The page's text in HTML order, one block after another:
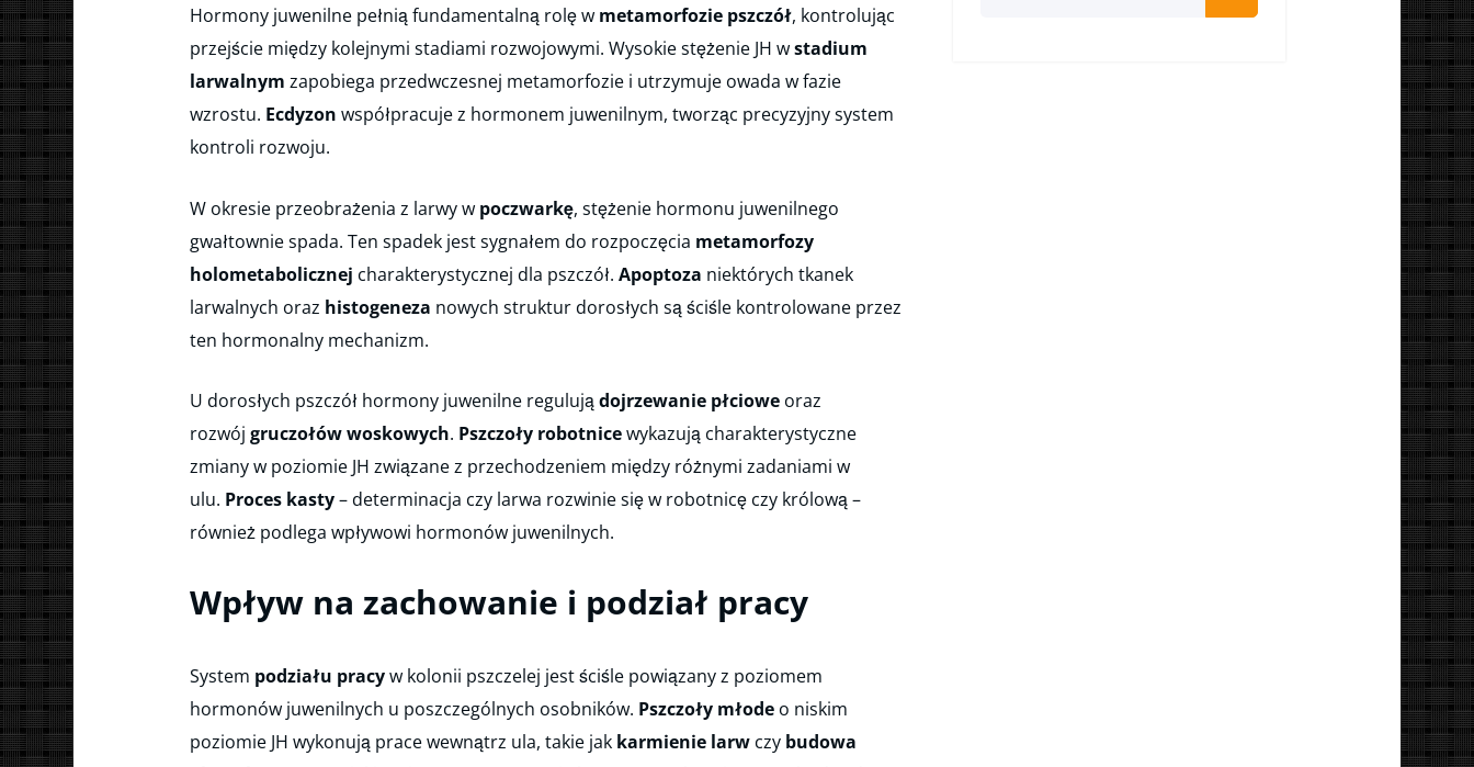
Hormony juwenilne pełnią fundamentalną rolę w metamorfozie pszczół, kontrolując
przejście między kolejnymi stadiami rozwojowymi. Wysokie stężenie JH wstadium
larwalnym zapobiega przedwczesnej metamorfozie i utrzymuje owada w fazie
wzrostu. Ecdyzon współpracuje z hormonem juwenilnym, tworząc precyzyjny system
kontroli rozwoju.
W okresie przeobrażenia z larwy w poczwarkę, stężenie hormonu juwenilnego
gwałtownie spada. Ten spadek jest sygnałem do rozpoczęcia metamorfozy
holometabolicznej charakterystycznej dla pszczół. Apoptoza niektórych tkanek
larwalnych oraz histogeneza nowych struktur dorosłych są ściśle kontrolowane przez
ten hormonalny mechanizm.
U dorosłych pszczół hormony juwenilne regulujądojrzewanie płcioweoraz
rozwój gruczołów woskowych. Pszczoły robotnicewykazują charakterystyczne
zmiany w poziomie JH związane z przechodzeniem między różnymi zadaniami w
ulu. Proces kasty– determinacja czy larwa rozwinie się w robotnicę czy królową –
również podlega wpływowi hormonów juwenilnych.
Wpływ na zachowanie i podział pracy
System podziału pracyw kolonii pszczelej jest ściśle powiązany z poziomem
hormonów juwenilnych u poszczególnych osobników. Pszczoły młodeo niskim
poziomie JH wykonują prace wewnątrz ula, takie jak karmienie larwczy budowa